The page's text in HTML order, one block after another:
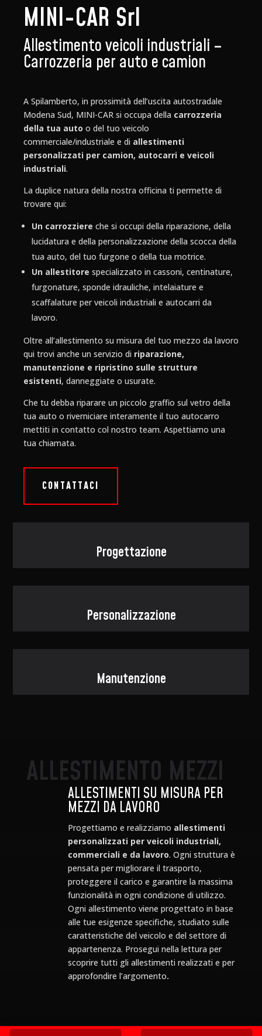
MINI-CAR Srl
Allestimento veicoli industriali –
Carrozzeria per auto e camion
A Spilamberto, in prossimità dell’uscita autostradale
Modena Sud, MINI-CAR si occupa della carrozzeria
della tua auto o del tuo veicolo
commerciale/industriale e di allestimenti
personalizzati per camion, autocarri e veicoli
industriali.
La duplice natura della nostra officina ti permette di
trovare qui:
Un carrozziere che si occupi della riparazione, della
lucidatura e della personalizzazione della scocca della
tua auto, del tuo furgone o della tua motrice.
Un allestitore specializzato in cassoni, centinature,
furgonature, sponde idrauliche, intelaiature e
scaffalature per veicoli industriali e autocarri da
lavoro.
Oltre all’allestimento su misura del tuo mezzo da lavoro
qui trovi anche un servizio di riparazione,
manutenzione e ripristino sulle strutture
esistenti, danneggiate o usurate.
Che tu debba riparare un piccolo graffio sul vetro della
tua auto o riverniciare interamente il tuo autocarro
mettiti in contatto col nostro team. Aspettiamo una
tua chiamata.
CONTATTACI
Progettazione
Personalizzazione
Manutenzione
ALLESTIMENTO MEZZI
ALLESTIMENTI SU MISURA PER
MEZZI DA LAVORO
Progettiamo e realizziamo allestimenti
personalizzati per veicoli industriali,
commerciali e da lavoro. Ogni struttura è
pensata per migliorare il trasporto,
proteggere il carico e garantire la massima
funzionalità in ogni condizione di utilizzo.
Ogni allestimento viene progettato in base
alle tue esigenze specifiche, studiato sulle
caratteristiche del veicolo e del settore di
appartenenza. Prosegui nella lettura per
scoprire tutti gli allestimenti realizzati e per
approfondire l’argomento.